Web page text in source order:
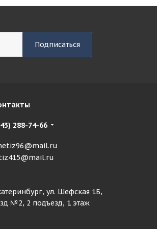
288-74-66
ул. Шефская 1Б,
№2, 2 подъезд, 1 этаж